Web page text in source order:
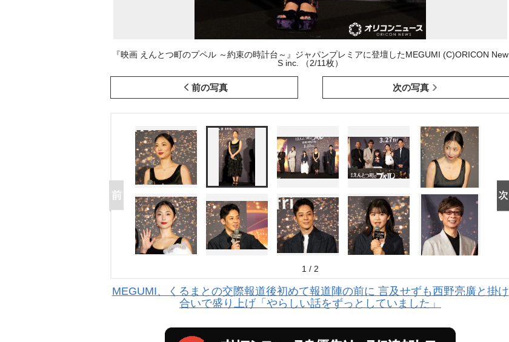
『映画 えんとつ町のプペル ～約束の時計台～』ジャパンプレミアに登壇したMEGUMI (C)ORICON New
S inc. （2/11枚）
前の写真 次の写真
1 / 2
MEGUMI、くるまとの交際報道後初めて報道陣の前に 言及せずも西野亮廣と掛け
合いで盛り上げ「やらしい話をずっとしていました」